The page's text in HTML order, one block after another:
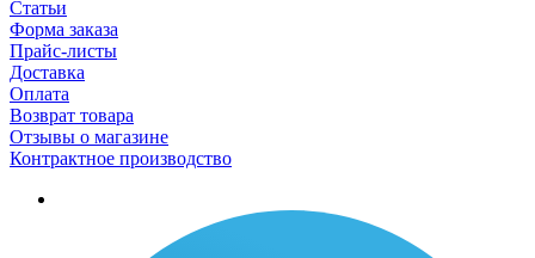
Статьи
Форма заказа
Прайс-листы
Доставка
Оплата
Возврат товара
Отзывы о магазине
Контрактное производство